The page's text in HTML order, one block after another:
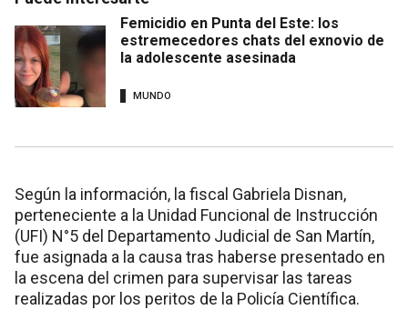
Femicidio en Punta del Este: los
estremecedores chats del exnovio de
la adolescente asesinada
MUNDO
Según la información, la fiscal Gabriela Disnan,
perteneciente a la Unidad Funcional de Instrucción
(UFI) N°5 del Departamento Judicial de San Martín,
fue asignada a la causa tras haberse presentado en
la escena del crimen para supervisar las tareas
realizadas por los peritos de la Policía Científica.